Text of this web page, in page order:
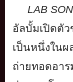
LAB
อัลบั้มเปิดตัว
เป็นหนึ่งใน
ถ่ายทอดอา